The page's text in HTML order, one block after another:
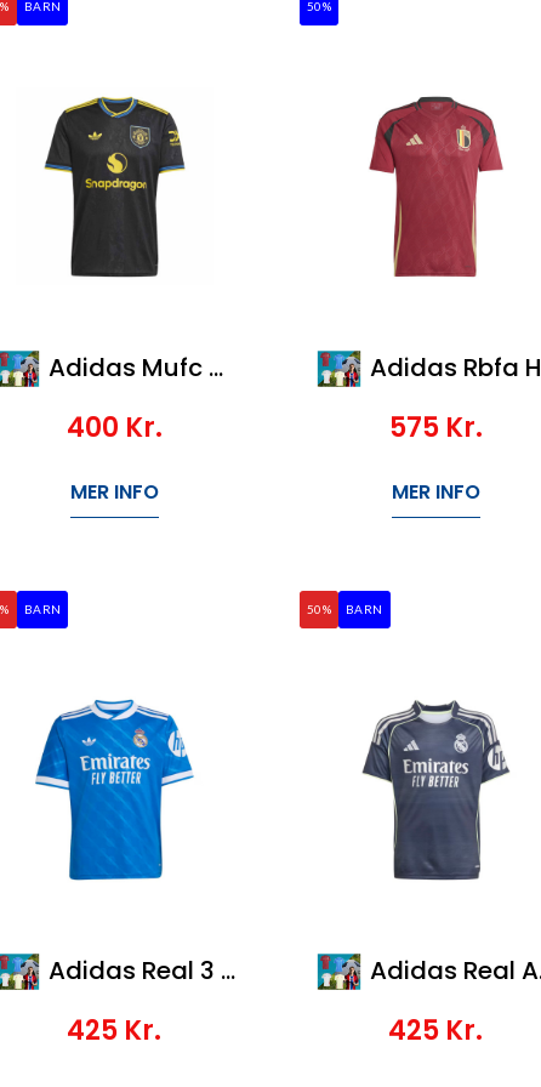
BARN
Adidas Mufc 3 Jsy Y
400 Kr.
MER INFO
50%
Adidas Rbfa H Jsy M
575 Kr.
MER INFO
BARN
Adidas Real 3 Jsy Y
425 Kr.
50% BARN
Adidas Real A Jsy Y
425 Kr.